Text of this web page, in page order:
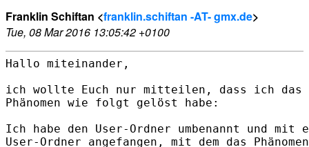
Franklin Schiftan <franklin.schiftan -AT- gmx.de>
Tue, 08 Mar 2016 13:05:42 +0100
Hallo miteinander,
ich wollte Euch nur mitteilen, dass ich das
Phänomen wie folgt gelöst habe:
Ich habe den User-Ordner umbenannt und
User-Ordner angefangen, mit dem das